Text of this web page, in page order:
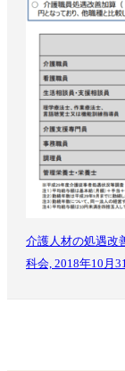
介護人材の処遇改
科会, 2018年10月